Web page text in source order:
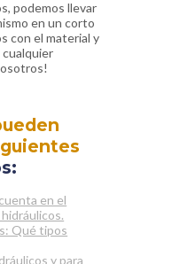
podemos llevar
en un corto
con el material y
cualquier
en el
Qué tipos
y para